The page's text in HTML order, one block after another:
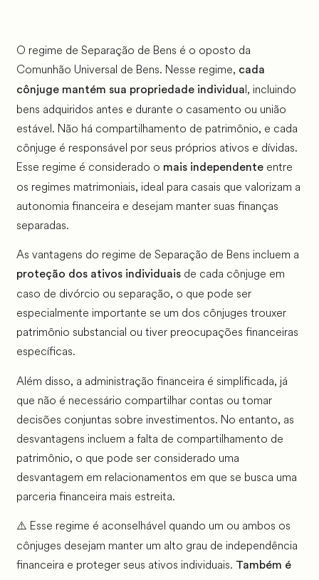
O regime de Separação de Bens é o oposto da
Comunhão Universal de Bens. Nesse regime, cada
cônjuge mantém sua propriedade individual, incluindo
bens adquiridos antes e durante o casamento ou união
estável. Não há compartilhamento de patrimônio, e cada
cônjuge é responsável por seus próprios ativos e dívidas.
Esse regime é considerado o mais independenteentre
os regimes matrimoniais, ideal para casais que valorizam a
autonomia financeira e desejam manter suas finanças
separadas.
As vantagens do regime de Separação de Bens incluem a
proteção dos ativos individuaisde cada cônjuge em
caso de divórcio ou separação, o que pode ser
especialmente importante se um dos cônjuges trouxer
patrimônio substancial ou tiver preocupações financeiras
específicas.
Além disso, a administração financeira é simplificada, já
que não é necessário compartilhar contas ou tomar
decisões conjuntas sobre investimentos. No entanto, as
desvantagens incluem a falta de compartilhamento de
patrimônio, o que pode ser considerado uma
desvantagem em relacionamentos em que se busca uma
parceria financeira mais estreita.
⚠️ Esse regime é aconselhável quando um ou ambos os
cônjuges desejam manter um alto grau de independência
financeira e proteger seus ativos individuais. Também é